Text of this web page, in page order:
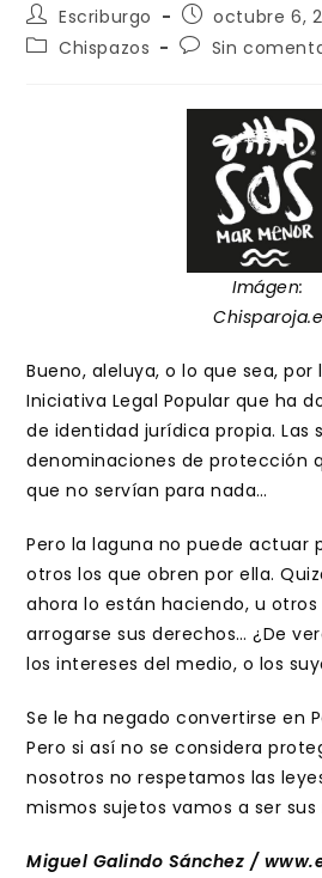
Autor
de
la
Escriburgo
Publicación
de
la
octubre 6,
Categoría
Chispazos
Comentarios
entrada:
Sin
Imágen:
Chisparoja.e
Bueno, aleluya, o lo que sea,
Iniciativa Legal Popular que ha
de identidad jurídica propia. Las
denominaciones de protección
que no servían para nada…
Pero la laguna no puede actuar
otros los que obren por ella.
ahora lo están haciendo, u
arrogarse sus derechos… ¿De
los intereses del medio, o los
Se le ha negado convertirse en
Pero si así no se considera
nosotros no respetamos las
mismos sujetos vamos a ser
Miguel Galindo Sánchez /